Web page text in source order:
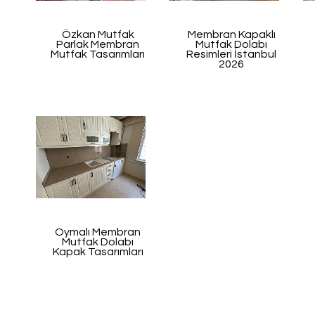
Özkan Mutfak
Parlak Membran
Mutfak Tasarımları
Membran Kapaklı
Mutfak Dolabı
Resimleri İstanbul
2026
Oymalı Membran
Mutfak Dolabı
Kapak Tasarımları